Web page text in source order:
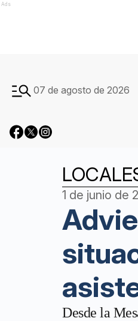
Ads
07 de agosto de 2026
1 de junio de
Desde la